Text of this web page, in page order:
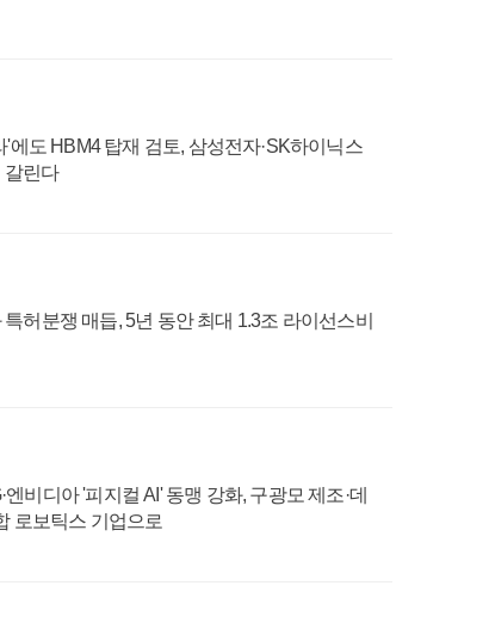
에도 HBM4 탑재 검토, 삼성전자·SK하이닉스
갈린다
허분쟁 매듭, 5년 동안 최대 1.3조 라이선스비
비디아 '피지컬 AI' 동맹 강화, 구광모 제조·데
로보틱스 기업으로